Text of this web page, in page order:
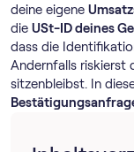
deine eigene
die USt-ID deines
dass die
Andernfalls riskierst
sitzenbleibst. In